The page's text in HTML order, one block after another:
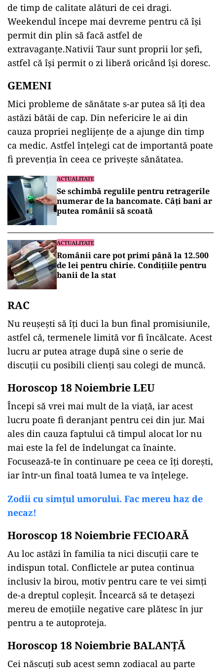
de timp de calitate alături de cei dragi.
Weekendul începe mai devreme pentru că își
permit din plin să facă astfel de
extravaganțe.Nativii Taur sunt proprii lor șefi,
astfel că își permit o zi liberă oricând își doresc.
GEMENI
Mici probleme de sănătate s-ar putea să îți dea
astăzi bătăi de cap. Din nefericire le ai din
cauza propriei neglijențe de a ajunge din timp
ca medic. Astfel înțelegi cat de importantă poate
fi prevenția în ceea ce privește sănătatea.
ACTUALITATE
Se schimbă regulile pentru retragerile
numerar de la bancomate. Câți bani ar
putea românii să scoată
ACTUALITATE
Românii care pot primi până la 12.500
de lei pentru chirie. Condițiile pentru
banii de la stat
RAC
Nu reușești să îți duci la bun final promisiunile,
astfel că, termenele limită vor fi încălcate. Acest
lucru ar putea atrage după sine o serie de
discuții cu posibili clienți sau colegi de muncă.
Horoscop 18 Noiembrie LEU
Începi să vrei mai mult de la viață, iar acest
lucru poate fi deranjant pentru cei din jur. Mai
ales din cauza faptului că timpul alocat lor nu
mai este la fel de îndelungat ca înainte.
Focusează-te în continuare pe ceea ce îți dorești,
iar într-un final toată lumea te va înțelege.
Zodii cu simțul umorului. Fac mereu haz de
necaz!
Horoscop 18 Noiembrie FECIOARĂ
Au loc astăzi în familia ta nici discuții care te
indispun total. Conflictele ar putea continua
inclusiv la birou, motiv pentru care te vei simți
de-a dreptul copleșit. Încearcă să te detașezi
mereu de emoțiile negative care plătesc în jur
pentru a te autoproteja.
Horoscop 18 Noiembrie BALANȚĂ
Cei născuți sub acest semn zodiacal au parte